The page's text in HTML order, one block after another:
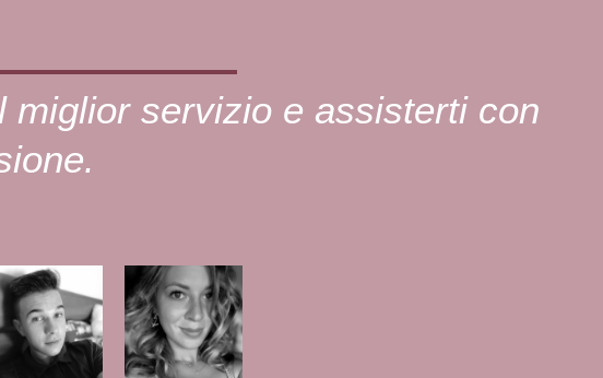
servizio e assisterti con